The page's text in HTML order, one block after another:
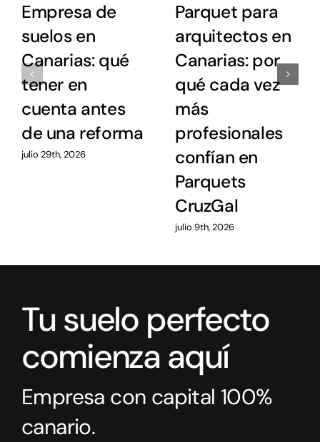
Empresa de
suelos en
Canarias: qué
tener en
cuenta antes
de una reforma
julio 29th, 2026
Parquet para
arquitectos en
Canarias: por
qué cada vez
más
profesionales
confían en
Parquets
CruzGal
julio 9th, 2026
Tu suelo perfecto
comienza aquí
Empresa con capital 100%
canario.